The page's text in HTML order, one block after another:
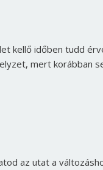
kellő időben tudd
mert korábban
az utat a